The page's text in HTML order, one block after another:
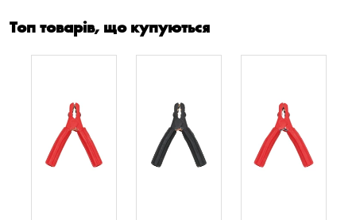
Топ товарів, що купуються